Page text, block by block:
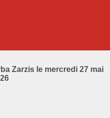
Zarzis le mercredi 27 mai